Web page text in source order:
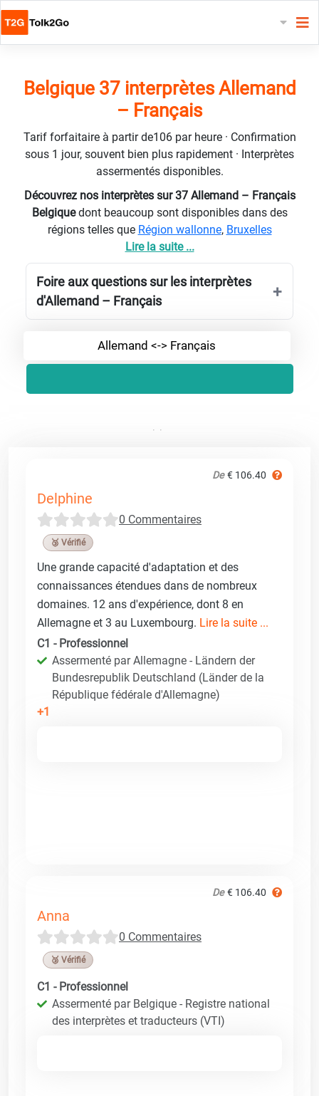
Belgique 37 interprètes Allemand
– Français
Tarif forfaitaire à partir de106 par heure · Confirmation
sous 1 jour, souvent bien plus rapidement · Interprètes
assermentés disponibles.
Découvrez nos interprètes sur 37 Allemand – Français
Belgiquedont beaucoup sont disponibles dans des
régions telles que Région wallonne, Bruxelles
Lire la suite ...
Foire aux questions sur les interprètes
d'Allemand – Français
Allemand <-> Français
De € 106.40
Delphine
0 Commentaires
🥉 Vérifié
Une grande capacité d'adaptation et des
connaissances étendues dans de nombreux
domaines. 12 ans d'expérience, dont 8 en
Allemagne et 3 au Luxembourg. Lire la suite ...
C1 - Professionnel
Assermenté par Allemagne - Ländern der
Bundesrepublik Deutschland (Länder de la
République fédérale d'Allemagne)
+1
De € 106.40
Anna
0 Commentaires
🥉 Vérifié
C1 - Professionnel
Assermenté par Belgique - Registre national
des interprètes et traducteurs (VTI)